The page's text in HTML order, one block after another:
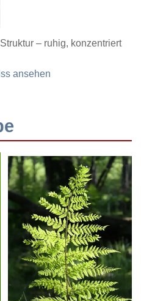
– ruhig, konzentriert
ansehen